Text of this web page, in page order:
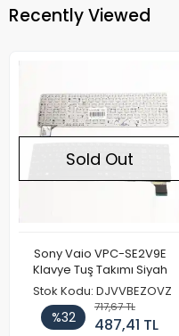
Recently Viewed
Sold Out
Sony Vaio VPC-SE2V9E
Klavye Tuş Takımı Siyah
Stok Kodu: DJVVBEZOVZ
%32
717,67 TL
487,41 TL